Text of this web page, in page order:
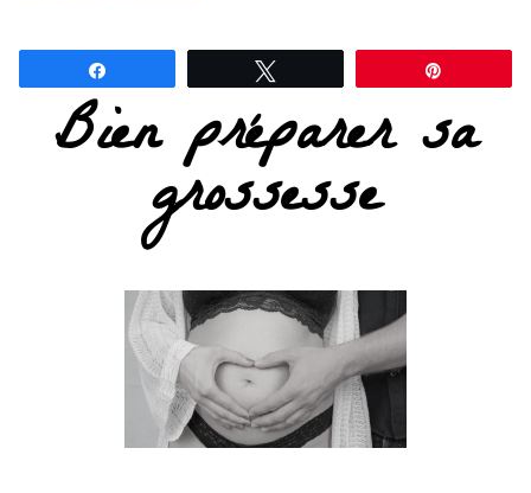
Bien préparer sa
grossesse